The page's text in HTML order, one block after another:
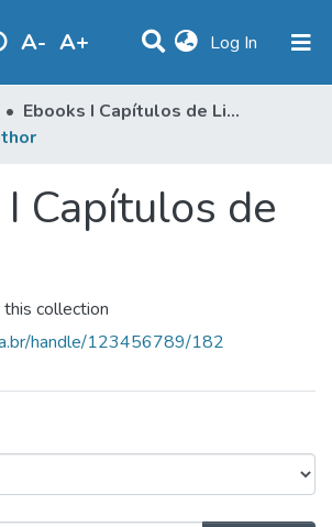
A- A+ Log In (current)
Ebooks I Capítulos de Livros
Capítulos de
collection
handle/123456789/182